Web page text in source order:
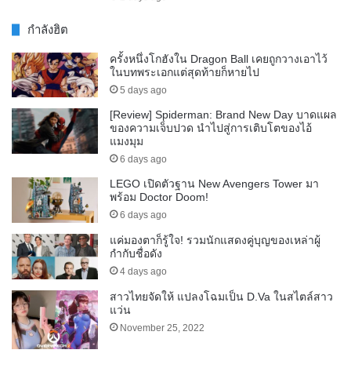
กำลังฮิต
ครั้งหนึ่งโกฮังใน Dragon Ball เคยถูกวางเอาไว้
ในบทพระเอกแต่สุดท้ายก็หายไป
5 days ago
[Review] Spiderman: Brand New Day บาดแผล
ของความเจ็บปวด นำไปสู่การเติบโตของไอ้
แมงมุม
6 days ago
LEGO เปิดตัวฐาน New Avengers Tower มา
พร้อม Doctor Doom!
6 days ago
แค่มองตาก็รู้ใจ! รวมนักแสดงคู่บุญของเหล่าผู้
กำกับชื่อดัง
4 days ago
สาวไทยจัดให้ แปลงโฉมเป็น D.Va ในสไตล์สาว
แว่น
November 25, 2022